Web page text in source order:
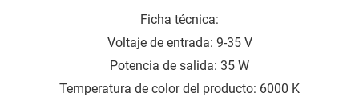
Ficha técnica:
Voltaje de entrada: 9-35 V
Potencia de salida: 35 W
Temperatura de color del producto: 6000 K